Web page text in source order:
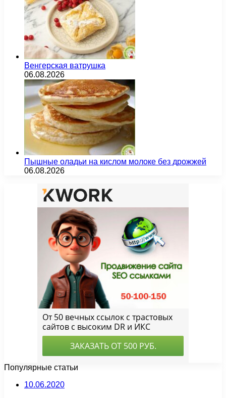
Венгерская ватрушка
06.08.2026
Пышные оладьи на кислом молоке без дрожжей
06.08.2026
Популярные статьи
10.06.2020